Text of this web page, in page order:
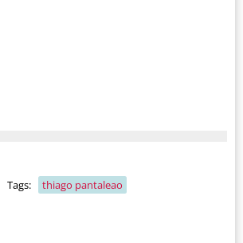
Tags: thiago pantaleao